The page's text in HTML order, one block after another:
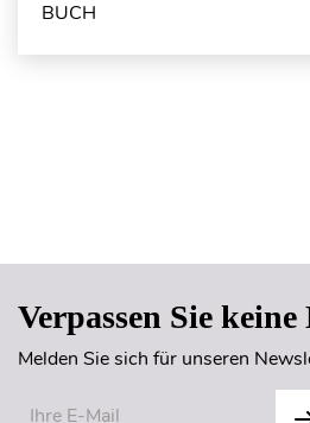
BUCH
Verpassen Sie keine
Melden Sie sich für unseren